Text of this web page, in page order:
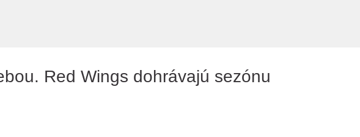
Red Wings dohrávajú sezónu